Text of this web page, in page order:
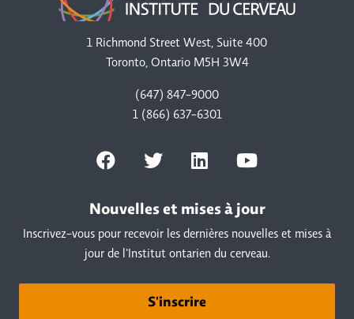
1 Richmond Street West, Suite 400
Toronto, Ontario M5H 3W4
(647) 847-9000
1 (866) 637-6301
Nouvelles et mises à jour
Inscrivez-vous pour recevoir les dernières nouvelles et mises à
jour de l'Institut ontarien du cerveau.
S'inscrire